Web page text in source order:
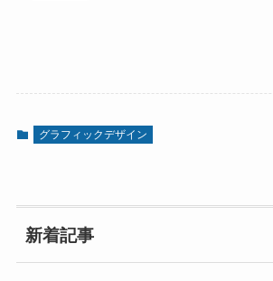
グラフィックデザイン
新着記事